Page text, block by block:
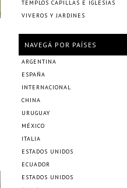
TEMPLOS CAPILLAS E IGLESIAS
VIVEROS Y JARDINES
NAVEGÁ POR PAÍSES
ARGENTINA
ESPAÑA
INTERNACIONAL
CHINA
URUGUAY
MÉXICO
ITALIA
ESTADOS UNIDOS
ECUADOR
ESTADOS UNIDOS